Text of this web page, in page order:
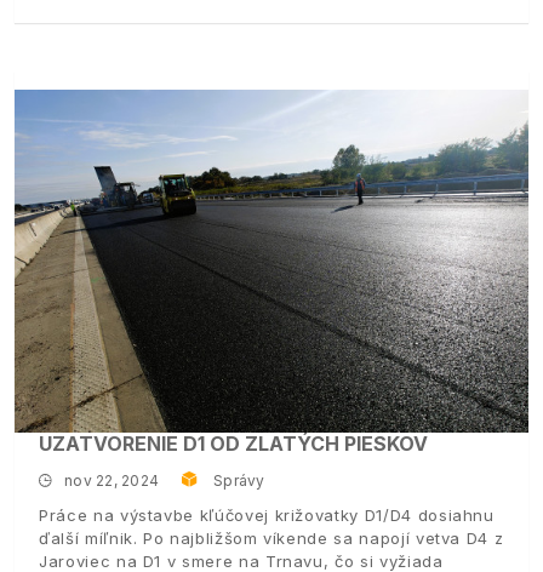
UZATVORENIE D1 OD ZLATÝCH PIESKOV
nov 22, 2024 Správy
Práce na výstavbe kľúčovej križovatky D1/D4 dosiahnu
ďalší míľnik. Po najbližšom víkende sa napojí vetva D4 z
Jaroviec na D1 v smere na Trnavu, čo si vyžiada